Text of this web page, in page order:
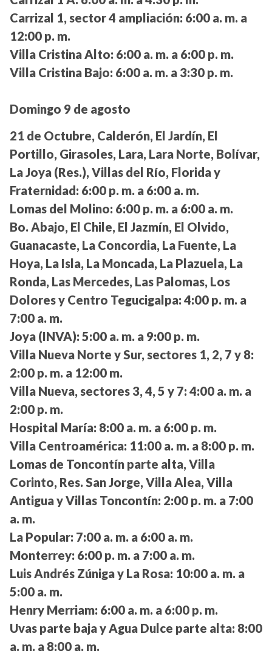
Carrizal 1, sector 4 ampliación: 6:00 a. m. a
12:00 p. m.
Villa Cristina Alto: 6:00 a. m. a 6:00 p. m.
Villa Cristina Bajo: 6:00 a. m. a 3:30 p. m.
Domingo 9 de agosto
21 de Octubre, Calderón, El Jardín, El
Portillo, Girasoles, Lara, Lara Norte, Bolívar,
La Joya (Res.), Villas del Río, Florida y
Fraternidad: 6:00 p. m. a 6:00 a. m.
Lomas del Molino: 6:00 p. m. a 6:00 a. m.
Bo. Abajo, El Chile, El Jazmín, El Olvido,
Guanacaste, La Concordia, La Fuente, La
Hoya, La Isla, La Moncada, La Plazuela, La
Ronda, Las Mercedes, Las Palomas, Los
Dolores y Centro Tegucigalpa: 4:00 p. m. a
7:00 a. m.
Joya (INVA): 5:00 a. m. a 9:00 p. m.
Villa Nueva Norte y Sur, sectores 1, 2, 7 y 8:
2:00 p. m. a 12:00 m.
Villa Nueva, sectores 3, 4, 5 y 7: 4:00 a. m. a
2:00 p. m.
Hospital María: 8:00 a. m. a 6:00 p. m.
Villa Centroamérica: 11:00 a. m. a 8:00 p. m.
Lomas de Toncontín parte alta, Villa
Corinto, Res. San Jorge, Villa Alea, Villa
Antigua y Villas Toncontín: 2:00 p. m. a 7:00
a. m.
La Popular: 7:00 a. m. a 6:00 a. m.
Monterrey: 6:00 p. m. a 7:00 a. m.
Luis Andrés Zúniga y La Rosa: 10:00 a. m. a
5:00 a. m.
Henry Merriam: 6:00 a. m. a 6:00 p. m.
Uvas parte baja y Agua Dulce parte alta: 8:00
a. m. a 8:00 a. m.